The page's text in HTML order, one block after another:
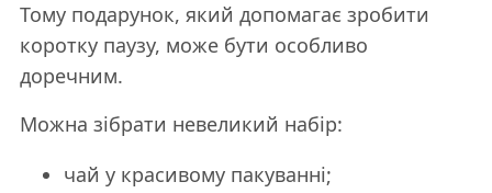
Тому подарунок, який допомагає зробити
коротку паузу, може бути особливо
доречним.
Можна зібрати невеликий набір:
чай у красивому пакуванні;